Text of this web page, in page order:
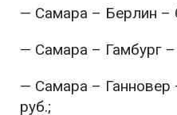
— Самара – Берлин –
— Самара – Гамбург
— Самара –
руб.;